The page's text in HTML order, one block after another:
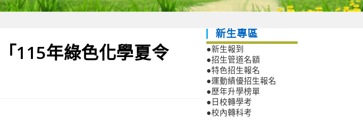
115年綠色化學夏令
新生專區
●新生報到
●招生管道名額
●特色招生報名
●運動績優招生報名
●歷年升學榜單
●日校轉學考
●校內轉科考